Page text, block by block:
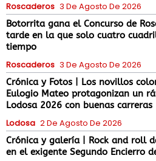
Roscaderos 3 De Agosto De 2026
Botorrita gana el Concurso de
tarde en la que solo cuatro
tiempo
Roscaderos 3 De Agosto De 2026
Crónica y Fotos | Los novillos
Eulogio Mateo protagonizan un
Lodosa 2026 con buenas carreras
Lodosa 2 De Agosto De 2026
Crónica y galería | Rock and roll
en el exigente Segundo Encierro